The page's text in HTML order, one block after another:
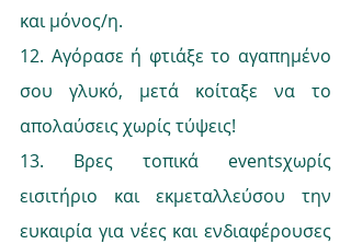
και μόνος/η.
12. Αγόρασε ή φτιάξε το αγαπημένο
σου γλυκό, μετά κοίταξε να το
απολαύσεις χωρίς τύψεις!
13. Βρες τοπικά eventsχωρίς
εισιτήριο και εκμεταλλεύσου την
ευκαιρία για νέες και ενδιαφέρουσες